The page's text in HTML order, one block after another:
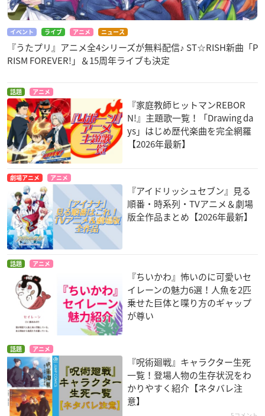
イベント ライブ アニメ ニュース
『うたプリ』アニメ全4シリーズが無料配信♪ ST☆RISH新曲「P
RISM FOREVER!」＆15周年ライブも決定
話題 アニメ
『家庭教師ヒットマンREBOR
N!』主題歌一覧！「Drawing da
ys」はじめ歴代楽曲を完全網羅
【2026年最新】
劇場アニメ アニメ
『アイドリッシュセブン』見る
順番・時系列・TVアニメ＆劇場
版全作品まとめ【2026年最新】
話題 アニメ
『ちいかわ』怖いのに可愛いセ
イレーンの魅力6選！人魚を2匹
乗せた巨体と喋り方のギャップ
が尊い
話題 アニメ
『呪術廻戦』キャラクター生死
一覧！登場人物の生存状況をわ
かりやすく紹介【ネタバレ注
意】